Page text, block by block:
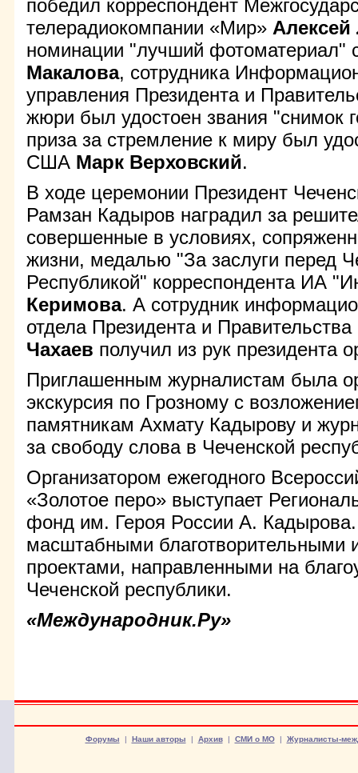
победил корреспондент
телерадиокомпании «Мир» Алексей
номинации "лучший фотоматериал"
Макалова, сотрудника
управления Президента и
жюри был удостоен звания "снимок
приза за стремление к миру был
США Марк Верховский.
В ходе церемонии Президент
Рамзан Кадыров наградил за
совершенные в условиях,
жизни, медалью "За заслуги перед
Республикой" корреспондента ИА
Керимова. А сотрудник
отдела Президента и
Чахаев получил из рук президента
Приглашенным журналистам была
экскурсия по Грозному с
памятникам Ахмату Кадырову и
за свободу слова в Чеченской
Организатором ежегодного
«Золотое перо» выступает
фонд им. Героя России А.
масштабными благотворительными
проектами, направленными на
Чеченской республики.
«Международник.Ру»
Форумы | Наши авторы | Архив| СМИ о МО| Журналисты-